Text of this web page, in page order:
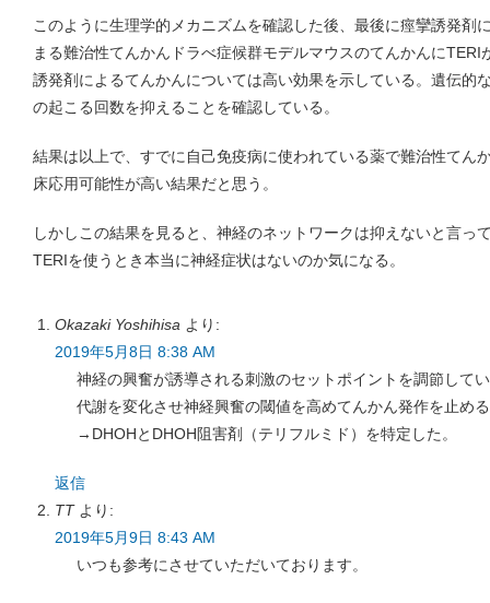
このように生理学的メカニズムを確認した後、最後に痙攣誘発剤
まる難治性てんかんドラべ症候群モデルマウスのてんかんに
誘発剤によるてんかんについては高い効果を示している。遺伝的
の起こる回数を抑えることを確認している。
結果は以上で、すでに自己免疫病に使われている薬で難治性てん
床応用可能性が高い結果だと思う。
しかしこの結果を見ると、神経のネットワークは抑えないと言っ
TERIを使うとき本当に神経症状はないのか気になる。
Okazaki Yoshihisa より:
2019年5月8日 8:38 AM
神経の興奮が誘導される刺激のセットポイントを調節して
代謝を変化させ神経興奮の閾値を高めてんかん発作を止め
→DHOHとDHOH阻害剤（テリフルミド）を特定した。
返信
TT より:
2019年5月9日 8:43 AM
いつも参考にさせていただいております。